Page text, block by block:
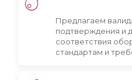
Предлагаем
подтверждения и
соответствия
стандартам и